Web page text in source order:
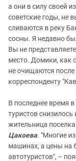
а они в силу своей
советские годы, не
сливаются в реку
сосны. Я недавно
Вы не
место. Домики, как
не очищаются после
корреспонденту
В последнее время
туристов
жительница
Цакоева. "Многие
машинах, а цены на
автотуристов", –